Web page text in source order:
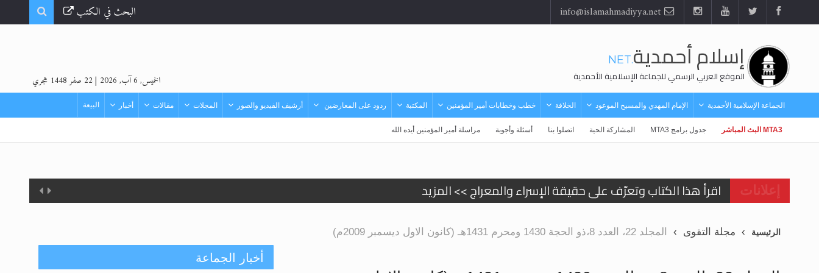
البحث في الكتب
إسلام أحمدية.NET
الموقع العربي الرسمي للجماعة الإسلامية الأحمدية الخميس, 6 آب, 2026 |22 صفر 1448 هجري
الجماعة الإسلامية الأحمدية الإمام المهدي والمسيح الموعود الخلافة خطب وخطابات أمير المؤمنين المكتبة ردود على المعارضين أرشيف الفيديو والصور المجلات مقالات أخبار البيعة
MTA3 البث المباشر جدول برامج MTA3 المشاركة الحية اتصلوا بنا أسئلة وأجوبة مراسلة أمير المؤمنين أيده الله
إعلانات
اقرأ هذا الكتاب وتعرّف على حقيقة الإسراء والمعراج >> المزيد
الحجّ.. دلالات، حِكم، وأهداف >> المزيد
الرئيسية مجلة التقوى المجلد 22، العدد 8،ذو الحجة 1430 ومحرم 1431هـ (كانون الاول ديسمبر 2009م)
أخبار الجماعة